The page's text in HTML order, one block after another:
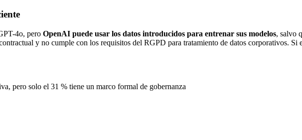
4o, pero OpenAI puede usar los datos introducidos para entrenar sus modelos, salvo
y no cumple con los requisitos del RGPD para tratamiento de datos corporativos. Si
pero solo el 31 % tiene un marco formal de gobernanza